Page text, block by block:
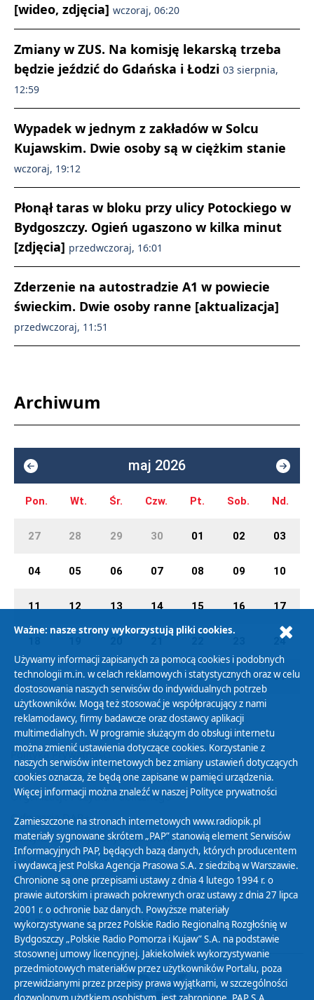
[wideo, zdjęcia] wczoraj, 06:20
Zmiany w ZUS. Na komisję lekarską trzeba
będzie jeździć do Gdańska i Łodzi 03 sierpnia,
12:59
Wypadek w jednym z zakładów w Solcu
Kujawskim. Dwie osoby są w ciężkim stanie
wczoraj, 19:12
Płonął taras w bloku przy ulicy Potockiego w
Bydgoszczy. Ogień ugaszono w kilka minut
[zdjęcia] przedwczoraj, 16:01
Zderzenie na autostradzie A1 w powiecie
świeckim. Dwie osoby ranne [aktualizacja]
przedwczoraj, 11:51
Archiwum
maj 2026
Pon. Wt. Śr. Czw. Pt. Sob. Nd.
27 28 29 30 01 02 03
04 05 06 07 08 09 10
11 12 13 14 15 16 17
24
25 26 27 28 29 30 31
Polityka Prywatności
Zasady korzystania z Serwisu
Organizacje Pożytku Publicznego
Cyfryzacja DAB+
Polityka ochrony danych osobowych
Abonament
Zamówienia publiczne
Biuletyn Informacji Publicznej
Ważne: nasze strony wykorzystują pliki cookies.
Używamy informacji zapisanych za pomocą cookies i podobnych
technologii m.in. w celach reklamowych i statystycznych oraz w celu
dostosowania naszych serwisów do indywidualnych potrzeb
użytkowników. Mogą też stosować je współpracujący z nami
reklamodawcy, firmy badawcze oraz dostawcy aplikacji
multimedialnych. W programie służącym do obsługi internetu
można zmienić ustawienia dotyczące cookies. Korzystanie z
naszych serwisów internetowych bez zmiany ustawień dotyczących
cookies oznacza, że będą one zapisane w pamięci urządzenia.
Więcej informacji można znaleźć w naszej Polityce prywatności
Zamieszczone na stronach internetowych www.radiopik.pl
materiały sygnowane skrótem „PAP” stanowią element Serwisów
Informacyjnych PAP, będących bazą danych, których producentem
i wydawcą jest Polska Agencja Prasowa S.A. z siedzibą w Warszawie.
Chronione są one przepisami ustawy z dnia 4 lutego 1994 r. o
prawie autorskim i prawach pokrewnych oraz ustawy z dnia 27 lipca
2001 r. o ochronie baz danych. Powyższe materiały
wykorzystywane są przez Polskie Radio Regionalną Rozgłośnię w
Bydgoszczy „Polskie Radio Pomorza i Kujaw” S.A. na podstawie
stosownej umowy licencyjnej. Jakiekolwiek wykorzystywanie
przedmiotowych materiałów przez użytkowników Portalu, poza
przewidzianymi przez przepisy prawa wyjątkami, w szczególności